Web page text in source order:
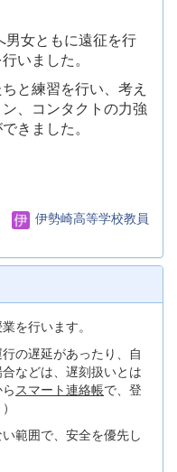
女ともに遠征を行
いました。
と練習を行い、考え
、コンタクトの力強
きました。
伊勢崎高等学校教員
を行います。
の遅延があったり、自
などは、遅刻扱いとは
スマート連絡帳で、登
範囲で、安全を優先し